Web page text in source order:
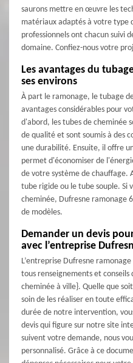
saurons mettre en œuvre les
matériaux adaptés à votre type
professionnels ont chacun suivi
domaine. Confiez-nous votre
Les avantages du
ses environs
À part le ramonage, le tubage
avantages considérables pour
d'abord, les tubes de cheminée
de qualité et sont soumis à des
une durabilité. Ensuite, il offre
permet d'économiser de
de votre système de chauffage.
tube rigide ou le tube souple. Si
cheminée, Dufresne ramonage
de modèles.
Demander un devis
avec l’entreprise
L’entreprise Dufresne
tous renseignements et conseils
cheminée à ville}. Quelle que
soin de les réaliser en toute
durée de notre intervention,
devis qui figure sur notre site
suivent votre demande, nous
personnalisé. Grâce à ce